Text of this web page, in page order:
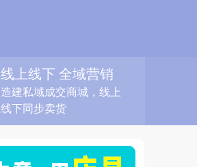
线上线下 全域营销
造建私域成交商城，线上
线下同步卖货